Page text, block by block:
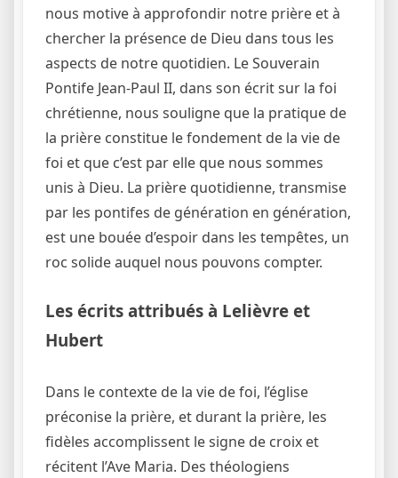
nous motive à approfondir notre prière et à
chercher la présence de Dieu dans tous les
aspects de notre quotidien. Le Souverain
Pontife Jean-Paul II, dans son écrit sur la foi
chrétienne, nous souligne que la pratique de
la prière constitue le fondement de la vie de
foi et que c’est par elle que nous sommes
unis à Dieu. La prière quotidienne, transmise
par les pontifes de génération en génération,
est une bouée d’espoir dans les tempêtes, un
roc solide auquel nous pouvons compter.
Les écrits attribués à Lelièvre et
Hubert
Dans le contexte de la vie de foi, l’église
préconise la prière, et durant la prière, les
fidèles accomplissent le signe de croix et
récitent l’Ave Maria. Des théologiens